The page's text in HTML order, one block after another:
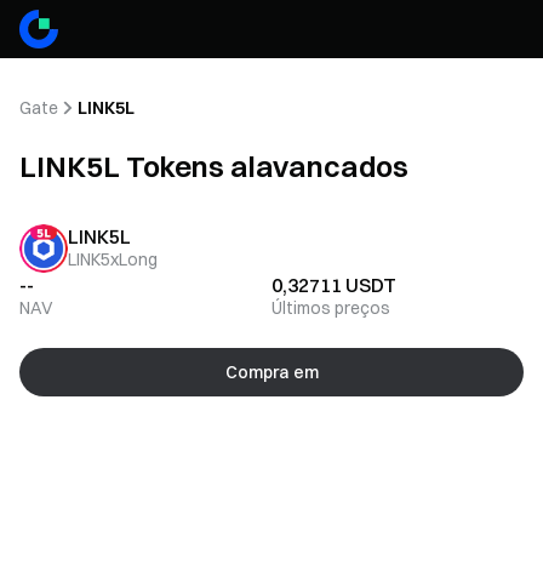
Gate LINK5L
LINK5L Tokens alavancados
LINK5L
LINK5xLong
--
NAV
0,32711 USDT
Últimos preços
Compra em